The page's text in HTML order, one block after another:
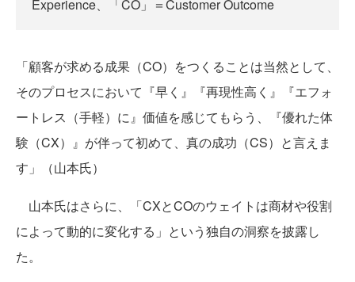
Experience、「CO」＝Customer Outcome
「顧客が求める成果（CO）をつくることは当然として、
そのプロセスにおいて『早く』『再現性高く』『エフォ
ートレス（手軽）に』価値を感じてもらう、『優れた体
験（CX）』が伴って初めて、真の成功（CS）と言えま
す」（山本氏）
山本氏はさらに、「CXとCOのウェイトは商材や役割
によって動的に変化する」という独自の洞察を披露し
た。